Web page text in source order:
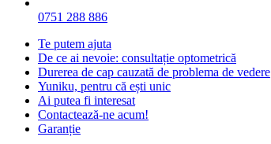
0751 288 886
Te putem ajuta
De ce ai nevoie: consultație optometrică
Durerea de cap cauzată de problema de vedere
Yuniku, pentru că ești unic
Ai putea fi interesat
Contactează-ne acum!
Garanție